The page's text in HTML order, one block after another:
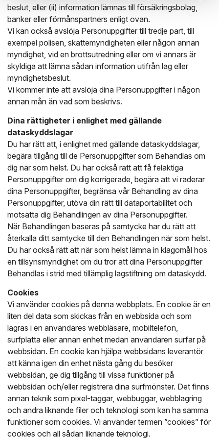
beslut, eller (ii) information lämnas till försäkringsbolag,
banker eller förmånspartners enligt ovan.
Vi kan också avslöja Personuppgifter till tredje part, till
exempel polisen, skattemyndigheten eller någon annan
myndighet, vid en brottsutredning eller om vi annars är
skyldiga att lämna sådan information utifrån lag eller
myndighetsbeslut.
Vi kommer inte att avslöja dina Personuppgifter i någon
annan mån än vad som beskrivs.
Dina rättigheter i enlighet med gällande
dataskyddslagar
Du har rätt att, i enlighet med gällande dataskyddslagar,
begära tillgång till de Personuppgifter som Behandlas om
dig när som helst. Du har också rätt att få felaktiga
Personuppgifter om dig korrigerade, begära att vi raderar
dina Personuppgifter, begränsa vår Behandling av dina
Personuppgifter, utöva din rätt till dataportabilitet och
motsätta dig Behandlingen av dina Personuppgifter.
När Behandlingen baseras på samtycke har du rätt att
återkalla ditt samtycke till den Behandlingen när som helst.
Du har också rätt att när som helst lämna in klagomål hos
en tillsynsmyndighet om du tror att dina Personuppgifter
Behandlas i strid med tillämplig lagstiftning om dataskydd.
Cookies
Vi använder cookies på denna webbplats. En cookie är en
liten del data som skickas från en webbsida och som
lagras i en användares webbläsare, mobiltelefon,
surfplatta eller annan enhet medan användaren surfar på
webbsidan. En cookie kan hjälpa webbsidans leverantör
att känna igen din enhet nästa gång du besöker
webbsidan, ge dig tillgång till vissa funktioner på
webbsidan och/eller registrera dina surfmönster. Det finns
annan teknik som pixel-taggar, webbuggar, webblagring
och andra liknande filer och teknologi som kan ha samma
funktioner som cookies. Vi använder termen ”cookies” för
cookies och all sådan liknande teknologi.